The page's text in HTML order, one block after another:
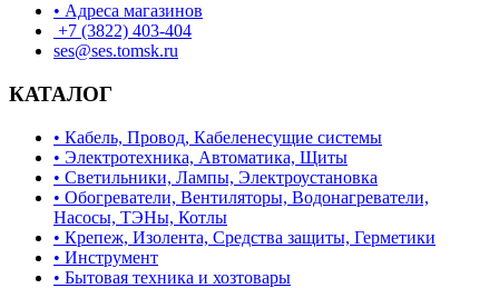
• Адреса магазинов
+7 (3822) 403-404
ses@ses.tomsk.ru
КАТАЛОГ
• Кабель, Провод, Кабеленесущие системы
• Электротехника, Автоматика, Щиты
• Светильники, Лампы, Электроустановка
• Обогреватели, Вентиляторы, Водонагреватели,
Насосы, ТЭНы, Котлы
• Крепеж, Изолента, Средства защиты, Герметики
• Инструмент
• Бытовая техника и хозтовары